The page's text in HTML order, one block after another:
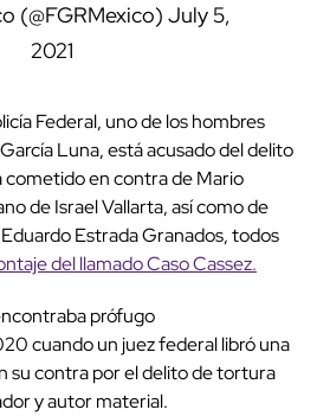
(@FGRMexico) July 5,
2021
Federal, uno de los hombres
Luna, está acusado del delito
cometido en contra de Mario
de Israel Vallarta, así como de
Estrada Granados, todos
del llamado Caso Cassez.
prófugo
cuando un juez federal libró una
su contra por el delito de tortura
y autor material.